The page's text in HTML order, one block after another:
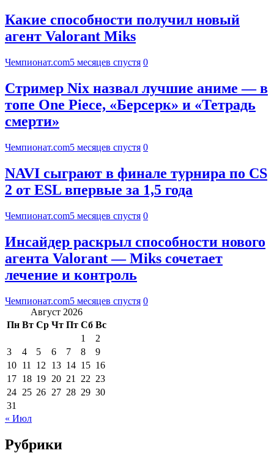
Какие способности получил новый
агент Valorant Miks
Чемпионат.com5 месяцев спустя 0
Стример Nix назвал лучшие аниме — в
топе One Piece, «Берсерк» и «Тетрадь
смерти»
Чемпионат.com5 месяцев спустя 0
NAVI сыграют в финале турнира по CS
2 от ESL впервые за 1,5 года
Чемпионат.com5 месяцев спустя 0
Инсайдер раскрыл способности нового
агента Valorant — Miks сочетает
лечение и контроль
Чемпионат.com5 месяцев спустя 0
Август 2026
Пн Вт Ср Чт Пт Сб Вс
1
2
3
4 5 6 7 8
9
10 11 12 13 14 15 16
17 18 19 20 21 22 23
24 25 26 27 28 29 30
31
« Июл
Рубрики